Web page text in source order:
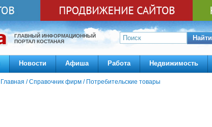
ГЛАВНЫЙ ИНФОРМАЦИОННЫЙ
ПОРТАЛ КОСТАНАЯ
Найти
Новости Афиша Работа Недвижимость
Главная /Справочник фирм / Потребительские товары